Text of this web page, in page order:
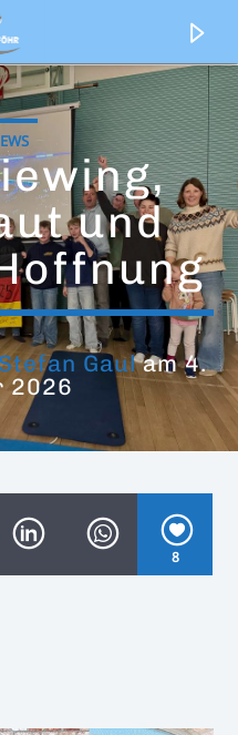
Rainbow (What
und
Gaulam 4.
2026
8